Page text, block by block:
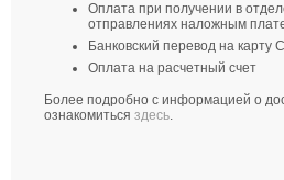
Оплата при получении в
отправлениях наложным
Банковский перевод на карту
Оплата на расчетный счет
Более подробно с информацией о
ознакомиться здесь.